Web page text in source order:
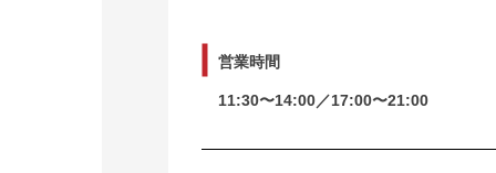
営業時間
11:30〜14:00／17:00〜21:00